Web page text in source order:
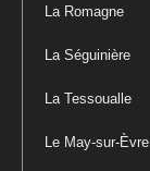
La Romagne
La Séguinière
La Tessoualle
Le May-sur-Èvre